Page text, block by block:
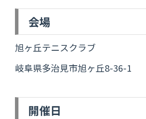
会場
旭ヶ丘テニスクラブ
岐阜県多治見市旭ヶ丘8-36-1
開催日